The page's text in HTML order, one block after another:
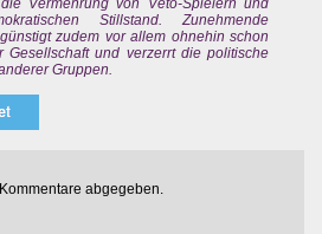
Vermehrung von Veto-Spielern und
Stillstand. Zunehmende
zudem vor allem ohnehin schon
Gesellschaft und verzerrt die politische
Gruppen.
abgegeben.